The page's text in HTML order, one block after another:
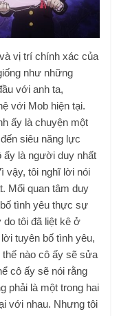
vị trí chính xác của
như những
với anh ta,
với Mob hiện tại.
ấy là chuyện một
siêu năng lực
ấy là người duy nhất
vậy, tôi nghĩ lời nói
Mối quan tâm duy
tình yêu thực sự
tôi đã liệt kê ở
tuyên bố tình yêu,
nào cô ấy sẽ sửa
cô ấy sẽ nói rằng
phải là một trong hai
với nhau. Nhưng tôi